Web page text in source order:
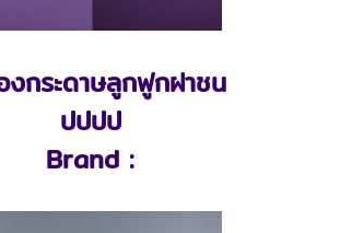
งกระดาษลูกฟูกฝาชน
ปปปป
Brand :